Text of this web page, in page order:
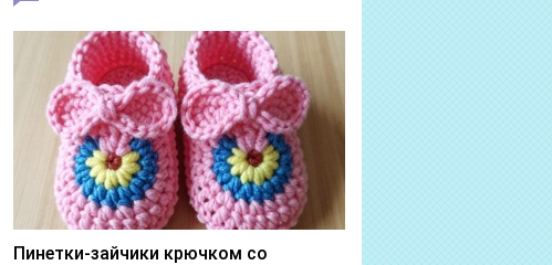
Пинетки-зайчики крючком со